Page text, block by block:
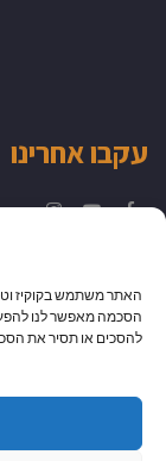
האתר משתמש בקוקיז
הסכמה מאפשר לנו
להסכים או תסיר את
עקבו אחרינו